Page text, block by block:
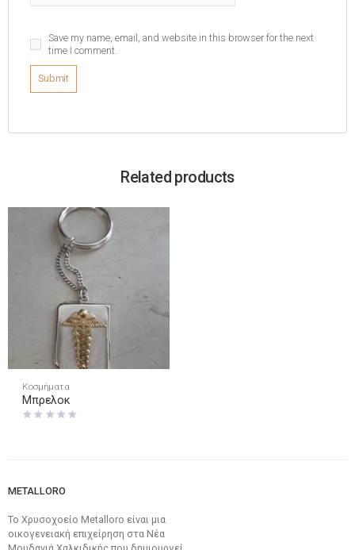
Save my name, email, and website in this browser for the next
time I comment.
Related products
Κοσμήματα
Μπρελοκ
METALLORO
Το Χρυσοχοείο Metalloro είναι μια
οικογενειακή επιχείρηση στα Νέα